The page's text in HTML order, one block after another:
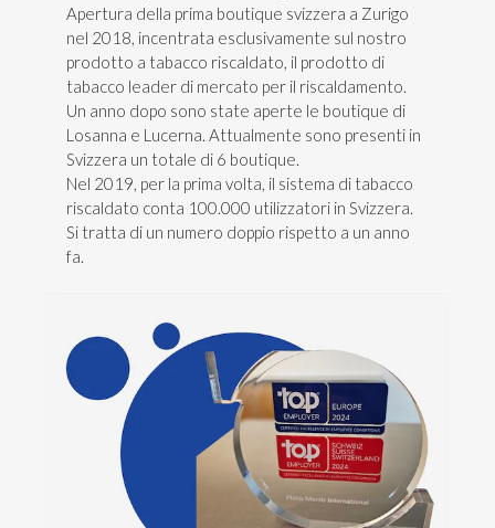
Apertura della prima boutique svizzera a Zurigo
nel 2018, incentrata esclusivamente sul nostro
prodotto a tabacco riscaldato, il prodotto di
tabacco leader di mercato per il riscaldamento.
Un anno dopo sono state aperte le boutique di
Losanna e Lucerna. Attualmente sono presenti in
Svizzera un totale di 6 boutique.
Nel 2019, per la prima volta, il sistema di tabacco
riscaldato conta 100.000 utilizzatori in Svizzera.
Si tratta di un numero doppio rispetto a un anno
fa.